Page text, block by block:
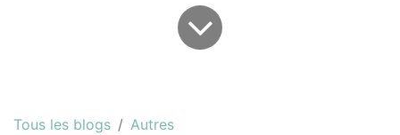
Tous les blogs
Autres